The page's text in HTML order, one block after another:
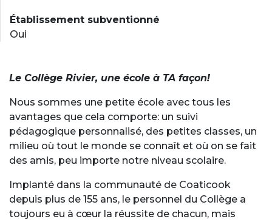
Établissement subventionné
Oui
Le Collège Rivier, une école à TA façon!
Nous sommes une petite école avec tous les
avantages que cela comporte: un suivi
pédagogique personnalisé, des petites classes, un
milieu où tout le monde se connaît et où on se fait
des amis, peu importe notre niveau scolaire.
Implanté dans la communauté de Coaticook
depuis plus de 155 ans, le personnel du Collège a
toujours eu à cœur la réussite de chacun, mais